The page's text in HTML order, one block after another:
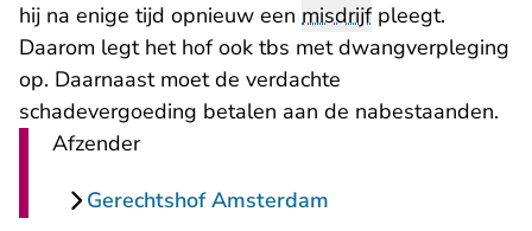
hij na enige tijd opnieuw een misdrijfpleegt.
Daarom legt het hof ook tbs met dwangverpleging
op. Daarnaast moet de verdachte
schadevergoeding betalen aan de nabestaanden.
Afzender
Gerechtshof Amsterdam